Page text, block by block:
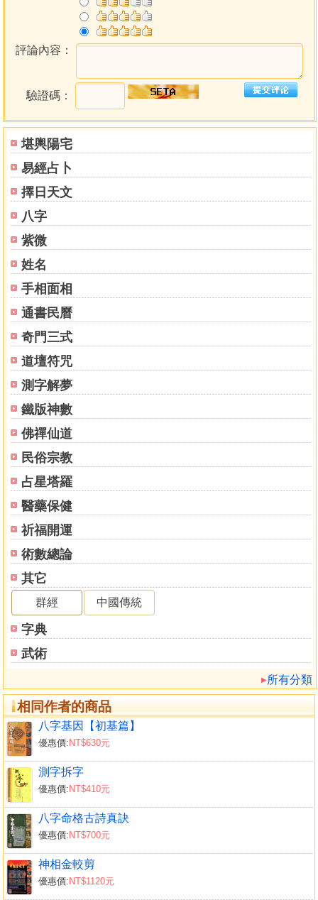
堪輿陽宅
易經占卜
擇日天文
八字
紫微
姓名
手相面相
通書民曆
奇門三式
道壇符咒
測字解夢
鐵版神數
佛禪仙道
民俗宗教
占星塔羅
醫藥保健
祈福開運
術數總論
其它
群經 中國傳統
字典
武術
所有分類
相同作者的商品
八字基因【初基篇】
優惠價: NT$630元
測字拆字
優惠價: NT$410元
八字命格古詩真訣
優惠價: NT$700元
神相金較剪
優惠價: NT$1120元
際遇，吉凶禍福簡直就是千變萬化，雖然年紀很小，但我已
對人生的看法不同於一般人，更遠離同齡的孩子們，我由那
時開始直到現在，都是以很個人的方式來獨立思考，做甚麼
事都有我自己一套的。
人生是變幻無常的，當我十二歲尚在求學時期，在讀六
年級那一年，便因事而須要停學出來工作了，於是我帶著金
較剪一起上路，來到一個默生的地方，面對我不可預期的命
運。
每天的天未光，六點前我便要起身工作，對一個十二歲
的孩子來說，這時間應該是睡在家中溫暖床上的，現在卻要
離開父母兄弟，來到默生的地方，接觸從未接觸過的人，這
種生活未免有點茫然。
那時我有了約廿元的零用錢，於是我馬上便跑到書檔，
花了六元來買〔麻衣相法〕這部書回家，而且整天在字裡行
間打滾，就是這樣子，我忘掉當時的很多艱辛和煩惱。
那時候我的工作是在一間茶樓內賣煎炸點心，所以人人
都叫我做〔煎炸仔］。而那間茶樓是出了名〔黑地點〕，環
境非常複雜，我身邊甚麼人都有，有點心部凶惡的黑社會大
佬、有刻薄成性的老板、有水性揚花的老板娘、有被欺壓的
洗碗亞嬸、有好酒胡言的賣點心亞伯、有衝動闖禍的點心師
傳、有在街市收數的街童、有樂觀健談的流面員工、有慈祥
的婆婆……每天我都會接觸到這些人，至今事隔四十年，只
要我一想起，他們的相貌形神都完完整整地呈現在我的眼
這些人都帶來我一種隔世的感覺，很像是來自不知名的
空間，又在那個時空裡偶然聚在一起，幹起活來，雖然那時
期給與我很沉重的衝擊，包括刻薄老板和兇惡的點心師傳，
對當時十二歲的我，造成了不可磨滅的創傷，但我卻能在
〔惡人谷〕裡化險為夷。
在此等惡劣環境成長的筆者，非常幸運地並沒有學壞，
反而能夠得天獨厚，每天都很獨立自主、我行我素地生活，
獨自看電影、游水、逛書店和逛報檔，更不能少的是一有空
便跑到就近的圖書館，那裡是我的生命泉源，因而從書本中
學會了很多東西，我從來也不須要人教，一切都有自學成功
的能力。
而最重要的另一個活動，就是我買回來〔麻衣相法〕
了，我天天學習怎樣透過此書，來看身邊各色各樣的人，可
謂得益良多。
我的青春期是在這個環境下成長的，我每天都在不知不
覺間，注意身邊人和事的微妙變化，其實我是跟著麻衣相法
來觀察入微，我會預知到很多將會發生的事情，例如老板與
老板娘的妹妹有染，老板娘和茶樓裡點心師父有路，兇惡的
人會有朝一日被斬，作惡生事的人會〔著草走佬）……等
等，更一一應驗了，而事實上這種種事情都不應該發生在我
這個年齡的孩子身上的，但上天卻早有巧安排。
我就是在那個非常時期，與麻衣先生結下不解之緣，他
確實幫了我很大的忙，在那黑暗的日子裡，就只有他是我的
朋友，並充當我身邊的導師，而我的相學生涯，便是建基於
此。
這個是我學命相的第一個黃金時期，第二個時黃金期是
在我十八歲左右，那時我又沉迷於另一種相學之中，就是掌
相學了，而第三個黃金期是廿歲出頭，那時我鑽研八字命理
這門博大精深的學問。
評論內容：
驗證碼：